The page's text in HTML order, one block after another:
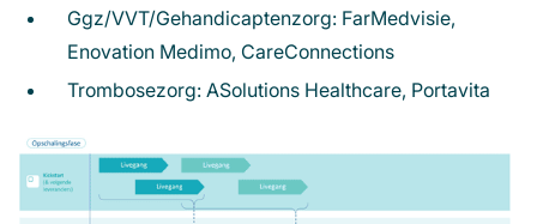
Ggz/VVT/Gehandicaptenzorg: FarMedvisie,
Enovation Medimo, CareConnections
Trombosezorg: ASolutions Healthcare, Portavita